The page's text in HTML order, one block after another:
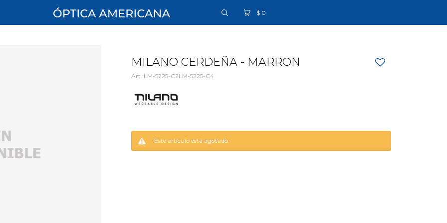
$ 0
MILANO CERDEÑA - MARRON
LM-5225-C2LM-5225-C4
Este artículo está agotado.